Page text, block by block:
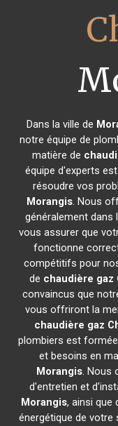
Dans la ville de
notre équipe de
matière de
équipe d'experts
résoudre vos
Morangis. Nous
généralement dans
vous assurer que
fonctionne
compétitifs pour
de chaudière gaz
convaincus que
vous offriront la
chaudière gaz
plombiers est
et besoins en
Morangis. Nous
d'entretien et
Morangis, ainsi que
énergétique de